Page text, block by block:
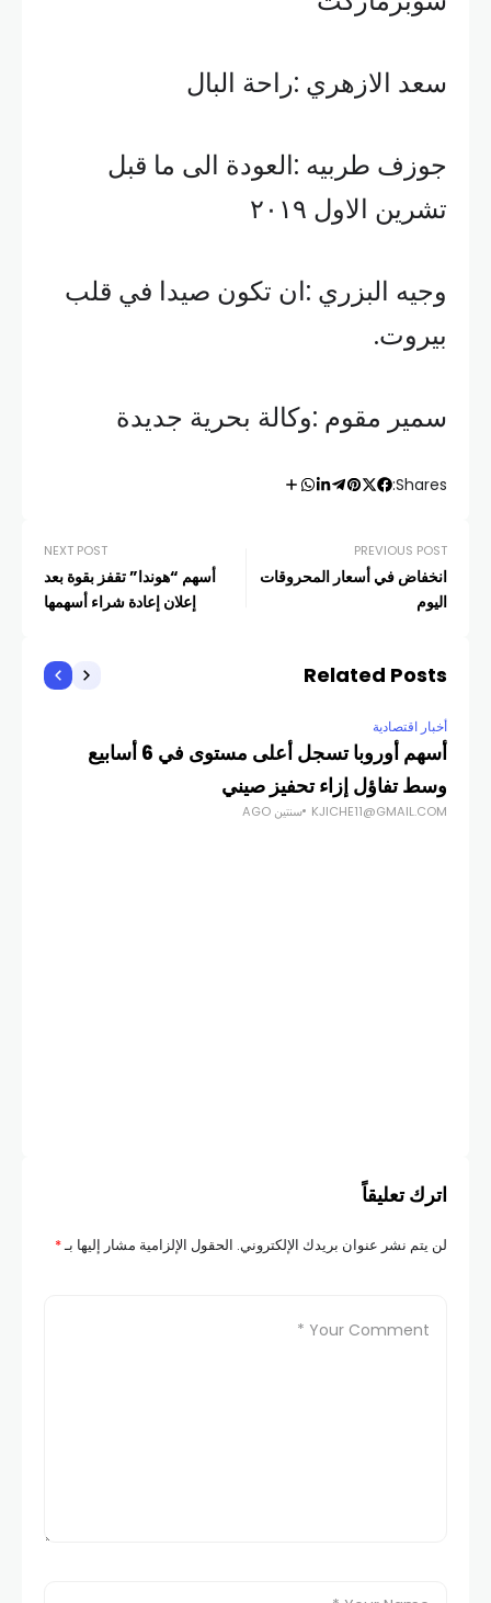
سعد الازهري :راحة البال
جوزف طربيه :العودة الى ما قبل
تشرين الاول ٢٠١٩
وجيه البزري :ان تكون صيدا في قلب
بيروت.
سمير مقوم :وكالة بحرية جديدة
Shares:
PREVIOUS POST
انخفاض في أسعار المحروقات
اليوم
NEXT POST
أسهم “هوندا” تقفز بقوة بعد
إعلان إعادة شراء أسهمها
Related Posts
أخبار اقتصادية
أسهم أوروبا تسجل أعلى مستوى في 6 أسابيع
وسط تفاؤل إزاء تحفيز صيني
KJICHE11@GMAIL.COM سنتين AGO
اترك تعليقاً
لن يتم نشر عنوان بريدك الإلكتروني. الحقول الإلزامية مشار إليها بـ*